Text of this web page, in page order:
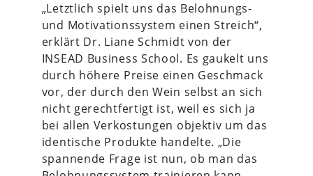
„Letztlich spielt uns das Belohnungs-
und Motivationssystem einen Streich“,
erklärt Dr. Liane Schmidt von der
INSEAD Business School. Es gaukelt uns
durch höhere Preise einen Geschmack
vor, der durch den Wein selbst an sich
nicht gerechtfertigt ist, weil es sich ja
bei allen Verkostungen objektiv um das
identische Produkte handelte. „Die
spannende Frage ist nun, ob man das